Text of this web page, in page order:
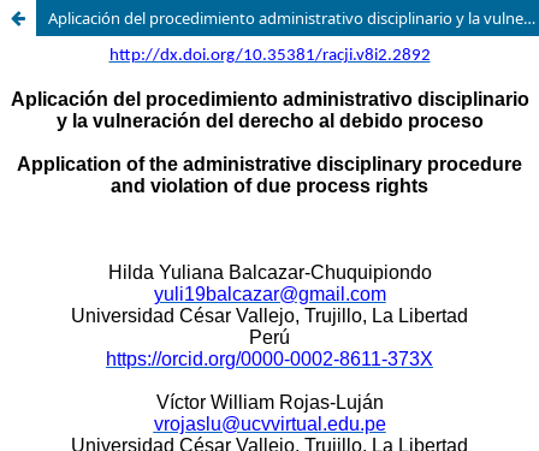
Aplicación del procedimiento administrativo disciplinario y la vulneración del derecho al debido proceso